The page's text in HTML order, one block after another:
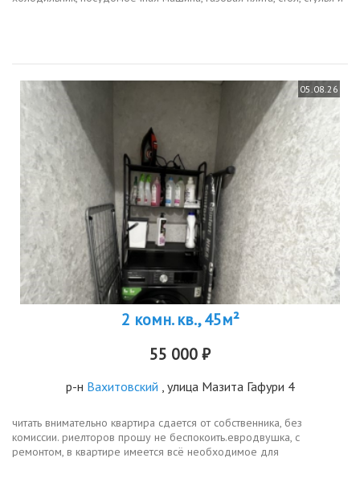
05.08.26
2 комн. кв., 45м²
55 000 ₽
р-н Вахитовский , улица Мазита Гафури 4
читать внимательно квартира сдается от собственника, без
комиссии. риелторов прошу не беспокоить.евродвушка, с
ремонтом, в квартире имеется всё необходимое для